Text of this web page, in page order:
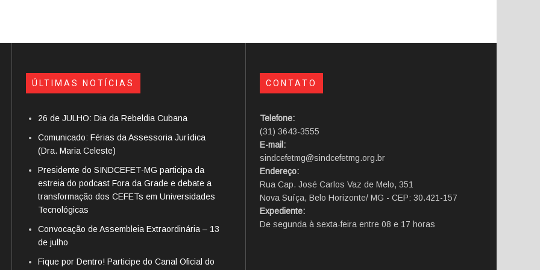
ÚLTIMAS NOTÍCIAS
26 de JULHO: Dia da Rebeldia Cubana
Comunicado: Férias da Assessoria Jurídica
(Dra. Maria Celeste)
Presidente do SINDCEFET-MG participa da
estreia do podcast Fora da Grade e debate a
transformação dos CEFETs em Universidades
Tecnológicas
Convocação de Assembleia Extraordinária – 13
de julho
Fique por Dentro! Participe do Canal Oficial do
CONTATO
Telefone:
(31) 3643-3555
E-mail:
sindcefetmg@sindcefetmg.org.br
Endereço:
Rua Cap. José Carlos Vaz de Melo, 351
Nova Suíça, Belo Horizonte/ MG - CEP: 30.421-157
Expediente:
De segunda à sexta-feira entre 08 e 17 horas